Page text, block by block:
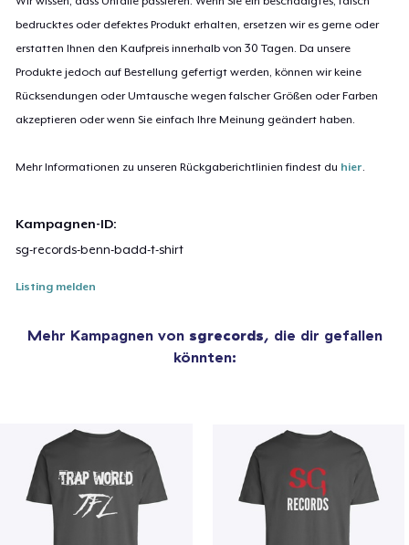
bedrucktes oder defektes Produkt erhalten, ersetzen wir es gerne oder
erstatten Ihnen den Kaufpreis innerhalb von 30 Tagen. Da unsere
Produkte jedoch auf Bestellung gefertigt werden, können wir keine
Rücksendungen oder Umtausche wegen falscher Größen oder Farben
akzeptieren oder wenn Sie einfach Ihre Meinung geändert haben.
Mehr Informationen zu unseren Rückgaberichtlinien findest du hier
Kampagnen-ID:
sg-records-benn-badd-t-shirt
Listing melden
Mehr Kampagnen von sgrecords, die dir gefallen
könnten: